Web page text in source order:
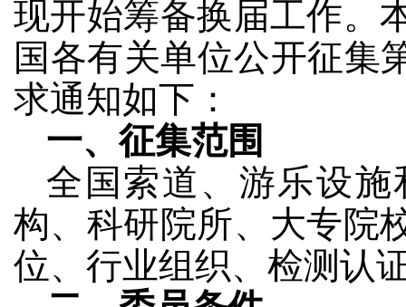
现开始筹备换届工作。
国各有关单位公开征集
求通知如下：
一、征集范围
全国索道、游乐设
构、科研院所、大专院
位、行业组织、检测认